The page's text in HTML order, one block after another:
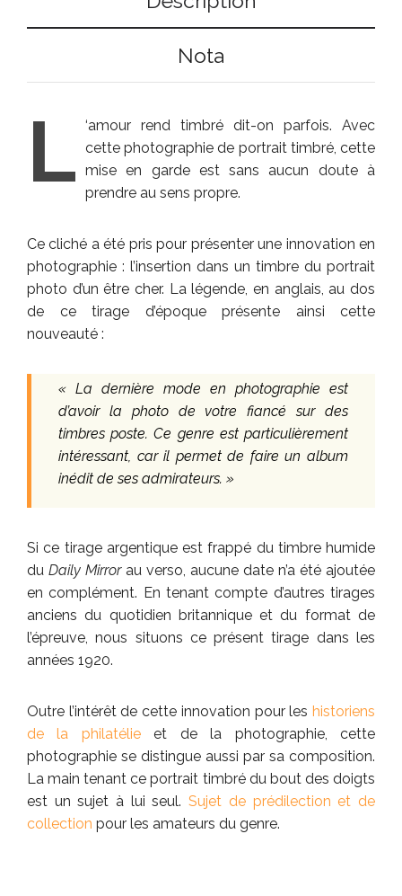
Nota
L ‘amour rend timbré dit-on parfois. Avec
cette photographie de portrait timbré, cette
mise en garde est sans aucun doute à
prendre au sens propre.
Ce cliché a été pris pour présenter une innovation en
photographie : l’insertion dans un timbre du portrait
photo d’un être cher. La légende, en anglais, au dos
de ce tirage d’époque présente ainsi cette
nouveauté :
« La dernière mode en photographie est
d’avoir la photo de votre fiancé sur des
timbres poste. Ce genre est particulièrement
intéressant, car il permet de faire un album
inédit de ses admirateurs. »
Si ce tirage argentique est frappé du timbre humide
du Daily Mirrorau verso, aucune date n’a été ajoutée
en complément. En tenant compte d’autres tirages
anciens du quotidien britannique et du format de
l’épreuve, nous situons ce présent tirage dans les
années 1920.
Outre l’intérêt de cette innovation pour les historiens
de la philatélieet de la photographie, cette
photographie se distingue aussi par sa composition.
La main tenant ce portrait timbré du bout des doigts
est un sujet à lui seul.Sujet de prédilection et de
collection pour les amateurs du genre.